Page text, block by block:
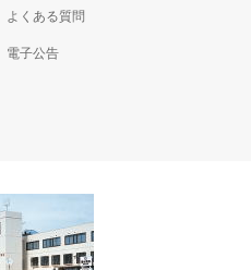
よくある質問
電子公告